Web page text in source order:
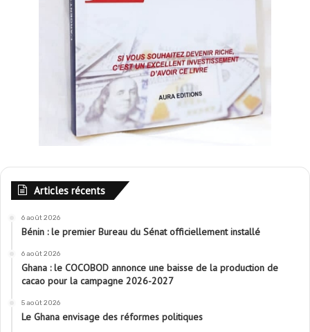
Articles récents
6 août 2026
Bénin : le premier Bureau du Sénat officiellement installé
6 août 2026
Ghana : le COCOBOD annonce une baisse de la production de
cacao pour la campagne 2026-2027
5 août 2026
Le Ghana envisage des réformes politiques